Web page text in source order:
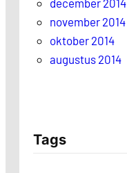
december 2014
november 2014
oktober 2014
augustus 2014
Tags